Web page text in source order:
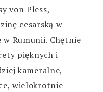
von Pless,
cesarską w
Rumunii. Chętnie
pięknych i
kameralne,
wielokrotnie